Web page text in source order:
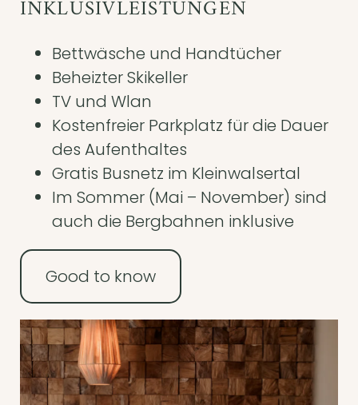
INKLUSIVLEISTUNGEN
Bettwäsche und Handtücher
Beheizter Skikeller
TV und Wlan
Kostenfreier Parkplatz für die Dauer
des Aufenthaltes
Gratis Busnetz im Kleinwalsertal
Im Sommer (Mai – November) sind
auch die Bergbahnen inklusive
Good to know